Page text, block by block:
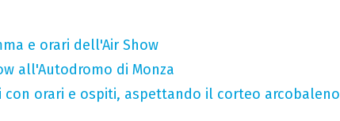
e orari dell'Air Show
all'Autodromo di Monza
con orari e ospiti, aspettando il corteo arcobaleno